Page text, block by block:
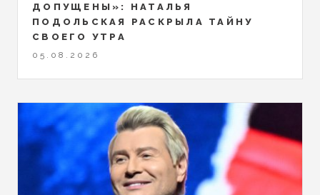
ДОПУЩЕНЫ»: НАТАЛЬЯ
ПОДОЛЬСКАЯ РАСКРЫЛА ТАЙНУ
СВОЕГО УТРА
05.08.2026